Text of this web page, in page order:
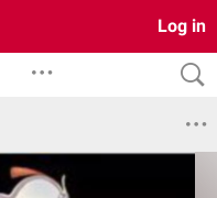
Log in